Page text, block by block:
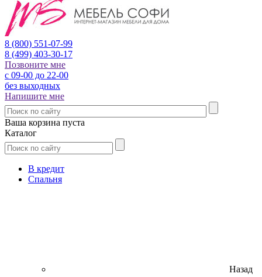
8 (800) 551-07-99
8 (499) 403-30-17
Позвоните мне
с 09-00 до 22-00
без выходных
Напишите мне
Ваша корзина пуста
Каталог
В кредит
Спальня
Назад